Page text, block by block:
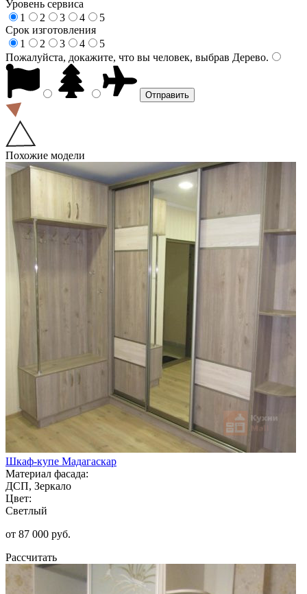
Уровень сервиса
1
2 3 4
5
Срок изготовления
1
2 3 4
5
Пожалуйста, докажите, что вы человек, выбрав Дерево.
Похожие модели
Шкаф-купе Мадагаскар
Материал фасада:
ДСП, Зеркало
Цвет:
Светлый
от 87 000 руб.
Рассчитать